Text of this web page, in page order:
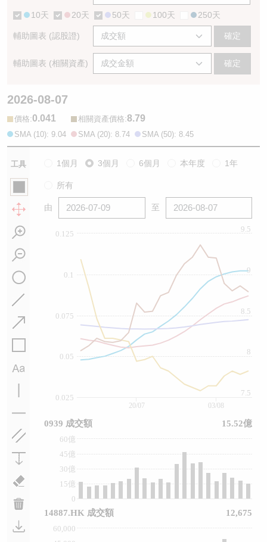
10天 20天 50天 100天 250天
輔助圖表 (認股證) 確定
輔助圖表 (相關資產) 確定
2026-08-07
價格:0.041 相關資產價格:8.79
SMA (10): 9.04 SMA (20): 8.74 SMA (50): 8.45
工具 1個月 3個月 6個月 本年度 1年
所有
由 至
0.025
0.05
0.075
0.1
0.125
7.5
8
8.5
9
9.5
0
15億
30億
45億
60億
60,000
20/07 03/08
0939 成交額 15.52億
14887.HK 成交額 12,675